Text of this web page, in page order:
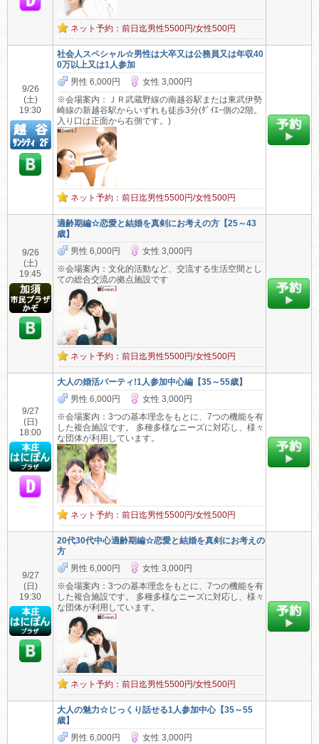
ネット予約：前日迄男性5500円/女性500円
9/26
(土)
19:30
社会人スペシャル☆男性は大卒又は公務員又は年収40
0万以上又は1人参加
男性 6,000円
女性 3,000円
※会場案内：ＪＲ武蔵野線の南越谷駅または東武伊勢
崎線の新越谷駅からいずれも徒歩3分(ﾀﾞｲｴｰ側の2階。
入り口は正面から右側です。)
ネット予約：前日迄男性5500円/女性500円
9/26
(土)
19:45
適齢期編☆恋愛と結婚を真剣にお考えの方【25～43
歳】
男性 6,000円
女性 3,000円
※会場案内：文化的活動など、交流する生活空間とし
ての総合交流の拠点施設です
ネット予約：前日迄男性5500円/女性500円
9/27
(日)
18:00
大人の婚活パーティ!1人参加中心編【35～55歳】
男性 6,000円
女性 3,000円
※会場案内：3つの基本理念をもとに、7つの機能を有
した複合施設です。 多種多様なニーズに対応し、様々
な団体が利用しています。
ネット予約：前日迄男性5500円/女性500円
9/27
(日)
19:30
20代30代中心適齢期編☆恋愛と結婚を真剣にお考えの
方
男性 6,000円
女性 3,000円
※会場案内：3つの基本理念をもとに、7つの機能を有
した複合施設です。 多種多様なニーズに対応し、様々
な団体が利用しています。
ネット予約：前日迄男性5500円/女性500円
大人の魅力☆じっくり話せる1人参加中心【35～55
歳】
男性 6,000円
女性 3,000円